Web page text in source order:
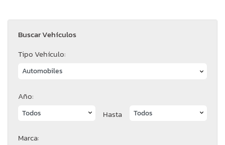
Buscar Vehículos
Tipo Vehículo:
Año:
Hasta
Marca: